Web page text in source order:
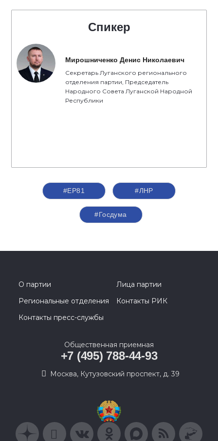
Спикер
Мирошниченко Денис Николаевич
Секретарь Луганского регионального
отделения партии, Председатель
Народного Совета Луганской Народной
Республики
#ЕР81 #ЛНР
#Госдума
О партии
Лица партии
Региональные отделения
Контакты РИК
Контакты пресс-службы
Общественная приемная
+7 (495) 788-44-93
Москва, Кутузовский проспект, д. 39